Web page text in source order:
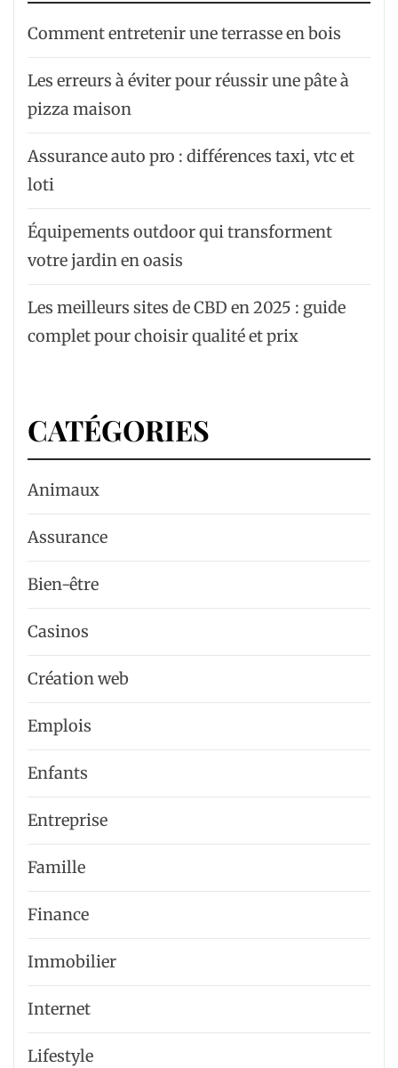
Comment entretenir une terrasse en bois
Les erreurs à éviter pour réussir une pâte à
pizza maison
Assurance auto pro : différences taxi, vtc et
loti
Équipements outdoor qui transforment
votre jardin en oasis
Les meilleurs sites de CBD en 2025 : guide
complet pour choisir qualité et prix
CATÉGORIES
Animaux
Assurance
Bien-être
Casinos
Création web
Emplois
Enfants
Entreprise
Famille
Finance
Immobilier
Internet
Lifestyle